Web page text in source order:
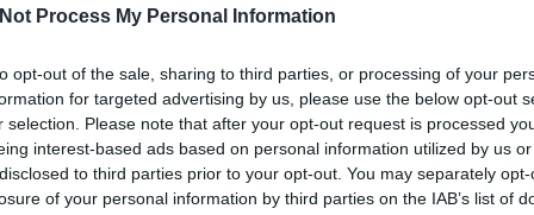
Process My Personal Information
opt-out of the sale, sharing to third parties, or processing of your
for targeted advertising by us, please use the below opt-out
selection. Please note that after your opt-out request is processed
interest-based ads based on personal information utilized by us
to third parties prior to your opt-out. You may separately
of your personal information by third parties on the IAB’s list of
a következő szezonra,erre a gerincre lehet építeni!
Válasz erre